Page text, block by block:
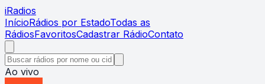
iRadios
InícioRádios por EstadoTodas as
RádiosFavoritosCadastrar RádioContato
Ao vivo